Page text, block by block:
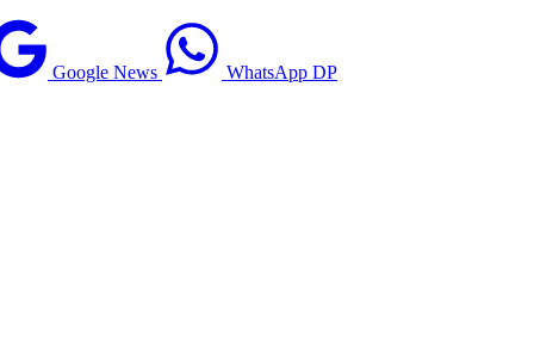
Google News WhatsApp DP